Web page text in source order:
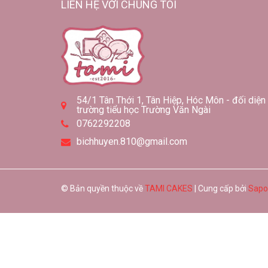
LIÊN HỆ VỚI CHÚNG TÔI
54/1 Tân Thới 1, Tân Hiệp, Hóc Môn - đối diện
trường tiểu học Trường Văn Ngài
0762292208
bichhuyen.810@gmail.com
© Bản quyền thuộc vềTAMI CAKES | Cung cấp bởi Sapo